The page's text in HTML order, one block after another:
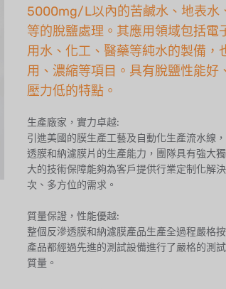
5000mg/L以內的苦鹹水、地表水
等的脫鹽處理。其應用領域包括電
用水、化工、醫藥等純水的製備，
用、濃縮等項目。具有脫鹽性能好
壓力低的特點。
生產廠家，實力卓越:
引進美國的膜生產工藝及自動化生產流水線
透膜和納濾膜片的生產能力，團隊具有強大
大的技術保障能夠為客戶提供行業定制化解
次、多方位的需求。
質量保證，性能優越:
整個反滲透膜和納濾膜產品生產全過程嚴格
產品都經過先進的測試設備進行了嚴格的測
質量。